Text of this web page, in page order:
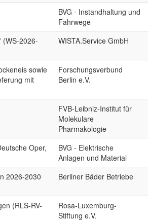
BVG - Instandhaltung und
Fahrwege
(WS-2026-
WISTA.Service GmbH
sowie
mit
Forschungsverbund
Berlin e.V.
FVB-Leibniz-Institut für
Molekulare
Pharmakologie
Oper,
BVG - Elektrische
Anlagen und Material
2026-2030
Berliner Bäder Betriebe
(RLS-RV-
Rosa-Luxemburg-
Stiftung e.V.